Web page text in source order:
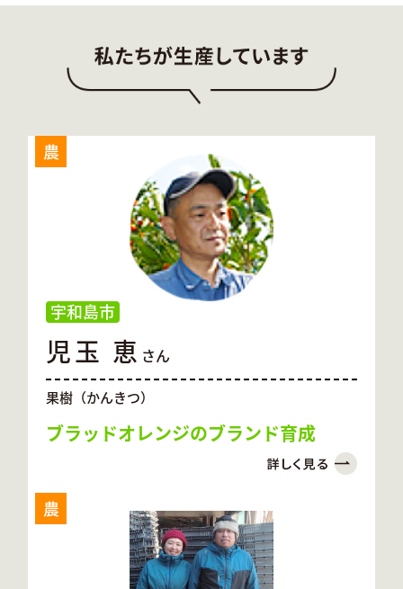
農
宇和島市
児玉 恵 さん
果樹（かんきつ）
ブラッドオレンジのブランド育成
農